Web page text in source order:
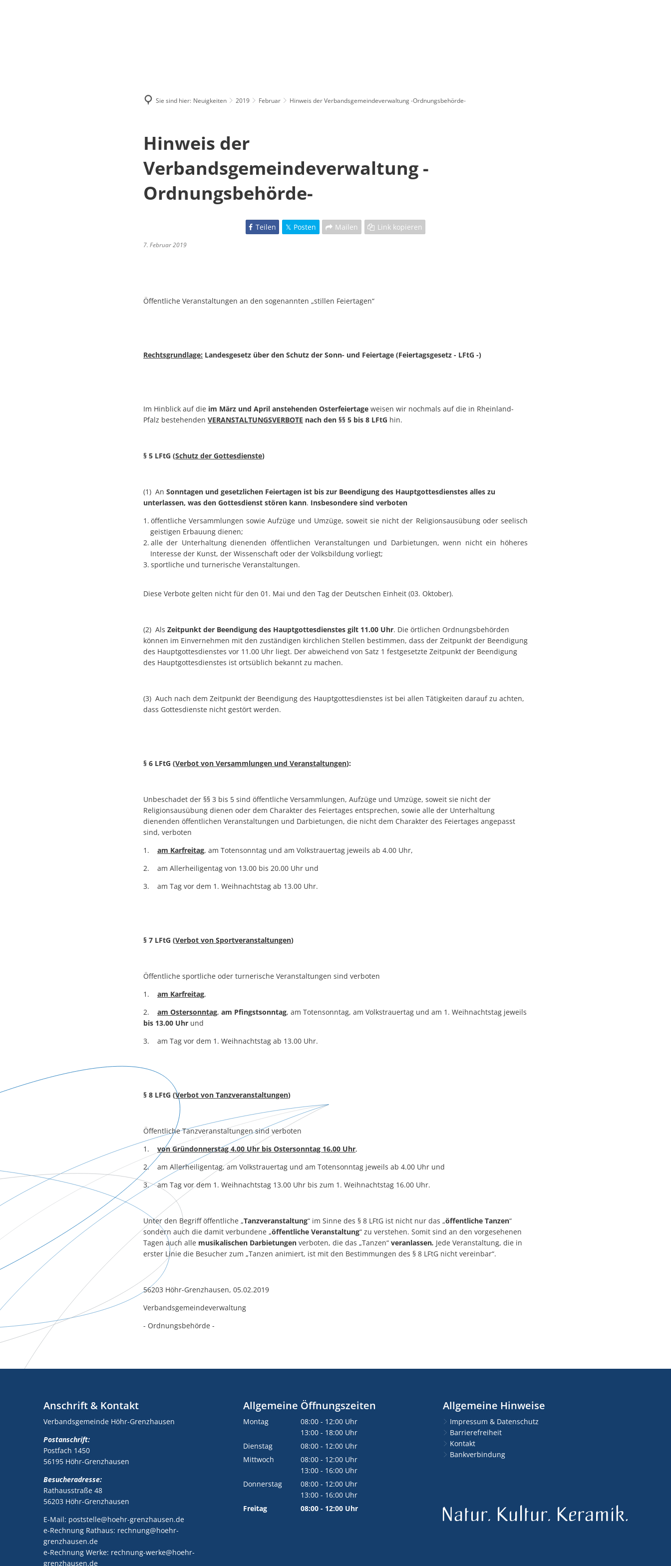
Sie sind hier: Neuigkeiten 2019 Februar Hinweis der Verbandsgemeindeverwaltung -Ordnungsbehörde-
Hinweis der
Verbandsgemeindeverwaltung -
Ordnungsbehörde-
Teilen Posten Mailen Link kopieren
7. Februar 2019
Öffentliche Veranstaltungen an den sogenannten „stillen Feiertagen“
Rechtsgrundlage: Landesgesetz über den Schutz der Sonn- und Feiertage (Feiertagsgesetz - LFtG -)
Im Hinblick auf die im März und April anstehenden Osterfeiertage weisen wir nochmals auf die in Rheinland-
Pfalz bestehenden VERANSTALTUNGSVERBOTE nach den §§ 5 bis 8 LFtG hin.
§ 5 LFtG (Schutz der Gottesdienste)
(1) An Sonntagen und gesetzlichen Feiertagen ist bis zur Beendigung des Hauptgottesdienstes alles zu
unterlassen, was den Gottesdienst stören kann. Insbesondere sind verboten
öffentliche Versammlungen sowie Aufzüge und Umzüge, soweit sie nicht der Religionsausübung oder seelisch
geistigen Erbauung dienen;
alle der Unterhaltung dienenden öffentlichen Veranstaltungen und Darbietungen, wenn nicht ein höheres
Interesse der Kunst, der Wissenschaft oder der Volksbildung vorliegt;
sportliche und turnerische Veranstaltungen.
Diese Verbote gelten nicht für den 01. Mai und den Tag der Deutschen Einheit (03. Oktober).
(2) Als Zeitpunkt der Beendigung des Hauptgottesdienstes gilt 11.00 Uhr. Die örtlichen Ordnungsbehörden
können im Einvernehmen mit den zuständigen kirchlichen Stellen bestimmen, dass der Zeitpunkt der Beendigung
des Hauptgottesdienstes vor 11.00 Uhr liegt. Der abweichend von Satz 1 festgesetzte Zeitpunkt der Beendigung
des Hauptgottesdienstes ist ortsüblich bekannt zu machen.
(3) Auch nach dem Zeitpunkt der Beendigung des Hauptgottesdienstes ist bei allen Tätigkeiten darauf zu achten,
dass Gottesdienste nicht gestört werden.
§ 6 LFtG (Verbot von Versammlungen und Veranstaltungen):
Unbeschadet der §§ 3 bis 5 sind öffentliche Versammlungen, Aufzüge und Umzüge, soweit sie nicht der
Religionsausübung dienen oder dem Charakter des Feiertages entsprechen, sowie alle der Unterhaltung
dienenden öffentlichen Veranstaltungen und Darbietungen, die nicht dem Charakter des Feiertages angepasst
sind, verboten
1. am Karfreitag, am Totensonntag und am Volkstrauertag jeweils ab 4.00 Uhr,
2. am Allerheiligentag von 13.00 bis 20.00 Uhr und
3. am Tag vor dem 1. Weihnachtstag ab 13.00 Uhr.
§ 7 LFtG (Verbot von Sportveranstaltungen)
Öffentliche sportliche oder turnerische Veranstaltungen sind verboten
1. am Karfreitag,
2. am Ostersonntag, am Pfingstsonntag, am Totensonntag, am Volkstrauertag und am 1. Weihnachtstag jeweils
bis 13.00 Uhr und
3. am Tag vor dem 1. Weihnachtstag ab 13.00 Uhr.
§ 8 LFtG (Verbot von Tanzveranstaltungen)
Öffentliche Tanzveranstaltungen sind verboten
1. von Gründonnerstag 4.00 Uhr bis Ostersonntag 16.00 Uhr,
2. am Allerheiligentag, am Volkstrauertag und am Totensonntag jeweils ab 4.00 Uhr und
3. am Tag vor dem 1. Weihnachtstag 13.00 Uhr bis zum 1. Weihnachtstag 16.00 Uhr.
Unter den Begriff öffentliche „Tanzveranstaltung“ im Sinne des § 8 LFtG ist nicht nur das „öffentliche Tanzen“
sondern auch die damit verbundene „öffentliche Veranstaltung“ zu verstehen. Somit sind an den vorgesehenen
Tagen auch alle musikalischen Darbietungen verboten, die das „Tanzen“ veranlassen. Jede Veranstaltung, die in
erster Linie die Besucher zum „Tanzen animiert, ist mit den Bestimmungen des § 8 LFtG nicht vereinbar“.
56203 Höhr-Grenzhausen, 05.02.2019
Verbandsgemeindeverwaltung
- Ordnungsbehörde -
Anschrift & Kontakt
Verbandsgemeinde Höhr-Grenzhausen
Postanschrift:
Postfach 1450
56195 Höhr-Grenzhausen
Besucheradresse:
Rathausstraße 48
56203 Höhr-Grenzhausen
E-Mail: poststelle@hoehr-grenzhausen.de
e-Rechnung Rathaus: rechnung@hoehr-
grenzhausen.de
e-Rechnung Werke: rechnung-werke@hoehr-
grenzhausen.de
Allgemeine Öffnungszeiten
Montag 08:00 - 12:00 Uhr
Von 08:00 bis 12:00 Uhr
13:00 - 18:00 Uhr
Von 13:00 bis 18:00 Uhr
Dienstag 08:00 - 12:00 Uhr
Von 08:00 bis 12:00 Uhr
Mittwoch 08:00 - 12:00 Uhr
Von 08:00 bis 12:00 Uhr
13:00 - 16:00 Uhr
Von 13:00 bis 16:00 Uhr
Donnerstag 08:00 - 12:00 Uhr
Von 08:00 bis 12:00 Uhr
13:00 - 16:00 Uhr
Von 13:00 bis 16:00 Uhr
Freitag 08:00 - 12:00 Uhr
Allgemeine Hinweise
Impressum & Datenschutz
Barrierefreiheit
Kontakt
Bankverbindung